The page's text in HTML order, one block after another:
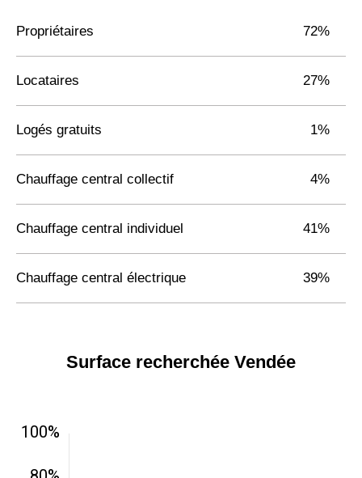
Propriétaires 72%
Locataires 27%
Logés gratuits 1%
Chauffage central collectif 4%
Chauffage central individuel 41%
Chauffage central électrique 39%
Surface recherchée Vendée